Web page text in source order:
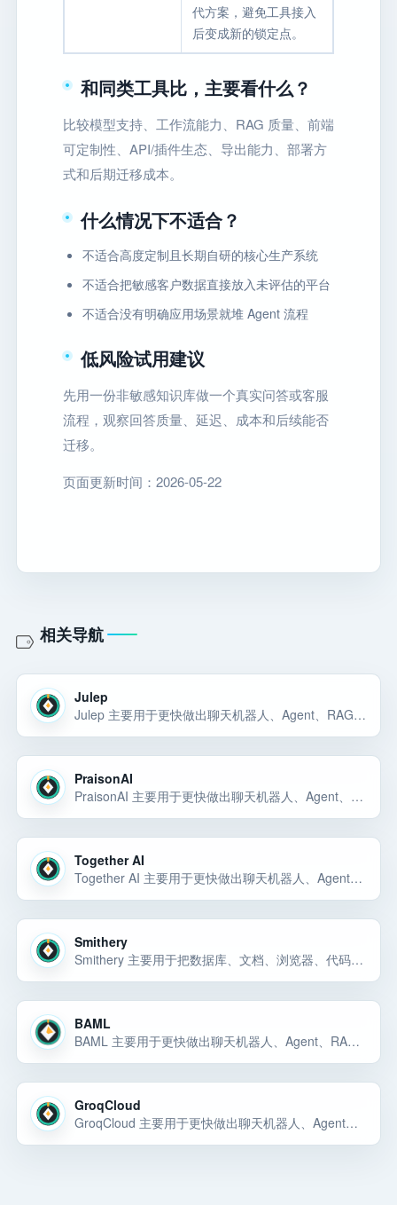
代方案，避免工具接入
后变成新的锁定点。
和同类工具比，主要看什么？
比较模型支持、工作流能力、RAG 质量、前端
可定制性、API/插件生态、导出能力、部署方
式和后期迁移成本。
什么情况下不适合？
不适合高度定制且长期自研的核心生产系统
不适合把敏感客户数据直接放入未评估的平台
不适合没有明确应用场景就堆 Agent 流程
低风险试用建议
先用一份非敏感知识库做一个真实问答或客服
流程，观察回答质量、延迟、成本和后续能否
迁移。
页面更新时间：2026-05-22
相关导航
Julep
Julep 主要用于更快做出聊天机器人、Agent、RAG 应用、内部 AI 工具或可演示的 AI 产品原型。Julep 主要用于更快做出聊天机器人、Agent、RAG 应用、内部 AI 工具或可演示的 AI 产品原型。Julep 主要用于更快做出… 选择前重点看价格、上手门槛、风险和替代方案。
PraisonAI
PraisonAI 主要用于更快做出聊天机器人、Agent、RAG 应用、内部 AI 工具或可演示的 AI 产品原型。PraisonAI 主要用于更快做出聊天机器人、Agent、RAG 应用、内部 AI 工具或可演示的 AI 产品原型。PraisonAI… 选择前重点看价格、上手门槛、风险和替代方案。
Together AI
Together AI 主要用于更快做出聊天机器人、Agent、RAG 应用、内部 AI 工具或可演示的 AI 产品原型。Together AI 可以先按 AI 应用构建工具 候选来评估：它主要用于更快做出聊天机器人、Agent、RAG 应用、内部 AI 工具… 选择前重点看价格、上手门槛、风险和替代方案。
Smithery
Smithery 主要用于把数据库、文档、浏览器、代码仓库或 SaaS 服务能力接给 AI Agent 和编辑器。Smithery 主要用于把数据库、文档、浏览器、代码仓库或 SaaS 服务能力接给 AI Agent 和编辑器。Smithery 主要用… 选择前重点看价格、上手门槛、风险和替代方案。
BAML
BAML 主要用于更快做出聊天机器人、Agent、RAG 应用、内部 AI 工具或可演示的 AI 产品原型。BAML 可以先按 AI 应用构建工具 候选来评估：它主要用于更快做出聊天机器人、Agent、RAG 应用、内部 AI 工具或可演示的 A… 选择前重点看价格、上手门槛、风险和替代方案。
GroqCloud
GroqCloud 主要用于更快做出聊天机器人、Agent、RAG 应用、内部 AI 工具或可演示的 AI 产品原型。GroqCloud 主要用于更快做出聊天机器人、Agent、RAG 应用、内部 AI 工具或可演示的 AI 产品原型。GroqCloud… 选择前重点看价格、上手门槛、风险和替代方案。